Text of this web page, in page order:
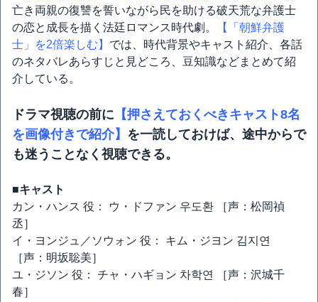
亡き両親の復讐を誓いながら民を助ける破天荒な弁護士
の恋と成長を描く法廷ロマンス時代劇。
【「朝鮮弁護
士」を2倍楽しむ】 では、時代背景やキャスト紹介、各話
のネタバレあらすじと見どころ、豆知識などまとめて紹
介している。
ドラマ視聴の前に 【押さえておくべきキャスト8名
を画像付きで紹介】 を一読しておけば、途中からで
も迷うことなく視聴できる。
■キャスト
カン・ハンス 役： ウ・ドファン 우도환 ［声：松岡禎
丞］
イ・ヨンジュ／ソウォン 役： キム・ジヨン 김지연
［声：明坂聡美］
ユ・ジソン 役： チャ・ハギョン 차학연 ［声：沢城千
春］